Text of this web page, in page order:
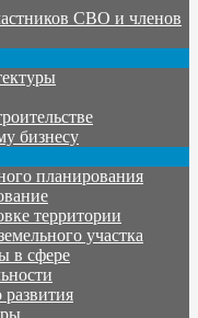
СВО и членов
бизнесу
планирования
территории
участка
в сфере